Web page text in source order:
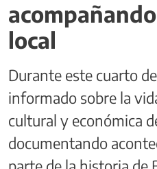
local
Durante este cuarto
informado sobre la
cultural y económica
documentando